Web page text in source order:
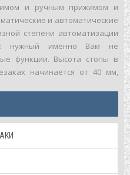
и ручным прижимом и
и автоматические
степени автоматизации
нужный именно Вам не
функции. Высота стопы в
начинается от 40 мм,